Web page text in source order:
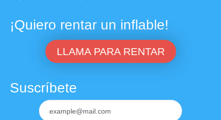
¡Quiero rentar un inflable!
LLAMA PARA RENTAR
Suscríbete